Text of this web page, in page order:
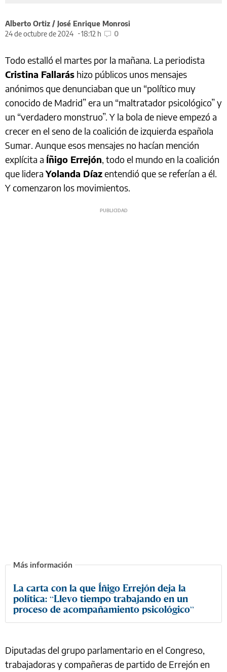
Alberto Ortiz / José Enrique Monrosi
24 de octubre de 2024
18:12 h 0
Todo estalló el martes por la mañana. La periodista
Cristina Fallarás hizo públicos unos mensajes
anónimos que denunciaban que un “político muy
conocido de Madrid” era un “maltratador psicológico” y
un “verdadero monstruo”. Y la bola de nieve empezó a
crecer en el seno de la coalición de izquierda española
Sumar. Aunque esos mensajes no hacían mención
explícita a Íñigo Errejón, todo el mundo en la coalición
que lideraYolanda Díazentendió que se referían a él.
Y comenzaron los movimientos.
La carta con la que Íñigo Errejón deja la
política: “Llevo tiempo trabajando en un
proceso de acompañamiento psicológico”
Diputadas del grupo parlamentario en el Congreso,
trabajadoras y compañeras de partido de Errejón en